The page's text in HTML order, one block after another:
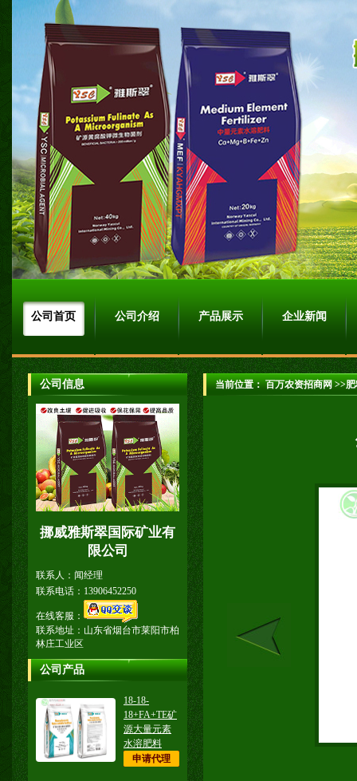
公司首页 公司介绍 产品展示 企业新闻
公司信息
挪威雅斯翠国际矿业有
限公司
联系人：闻经理
联系电话：13906452250
在线客服：
联系地址：山东省烟台市莱阳市柏
林庄工业区
公司产品
18-18-
18+FA+TE矿
源大量元素
水溶肥料
申请代理
当前位置：百万农资招商网>>肥